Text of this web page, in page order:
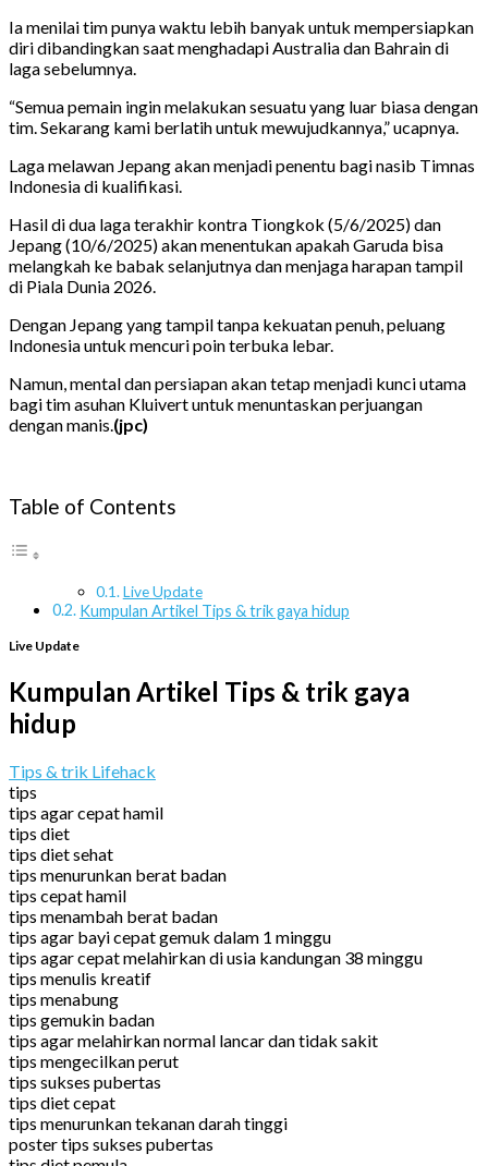
Ia menilai tim punya waktu lebih banyak untuk mempersiapkan
diri dibandingkan saat menghadapi Australia dan Bahrain di
laga sebelumnya.
“Semua pemain ingin melakukan sesuatu yang luar biasa dengan
tim. Sekarang kami berlatih untuk mewujudkannya,” ucapnya.
Laga melawan Jepang akan menjadi penentu bagi nasib Timnas
Indonesia di kualifikasi.
Hasil di dua laga terakhir kontra Tiongkok (5/6/2025) dan
Jepang (10/6/2025) akan menentukan apakah Garuda bisa
melangkah ke babak selanjutnya dan menjaga harapan tampil
di Piala Dunia 2026.
Dengan Jepang yang tampil tanpa kekuatan penuh, peluang
Indonesia untuk mencuri poin terbuka lebar.
Namun, mental dan persiapan akan tetap menjadi kunci utama
bagi tim asuhan Kluivert untuk menuntaskan perjuangan
dengan manis.(jpc)
Table of Contents
Live Update
Kumpulan Artikel Tips & trik gaya hidup
Live Update
Kumpulan Artikel Tips & trik gaya
hidup
Tips & trik Lifehack
tips
tips agar cepat hamil
tips diet
tips diet sehat
tips menurunkan berat badan
tips cepat hamil
tips menambah berat badan
tips agar bayi cepat gemuk dalam 1 minggu
tips agar cepat melahirkan di usia kandungan 38 minggu
tips menulis kreatif
tips menabung
tips gemukin badan
tips agar melahirkan normal lancar dan tidak sakit
tips mengecilkan perut
tips sukses pubertas
tips diet cepat
tips menurunkan tekanan darah tinggi
poster tips sukses pubertas